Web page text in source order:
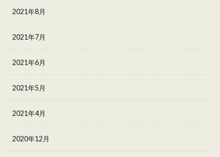
2021年8月
2021年7月
2021年6月
2021年5月
2021年4月
2020年12月